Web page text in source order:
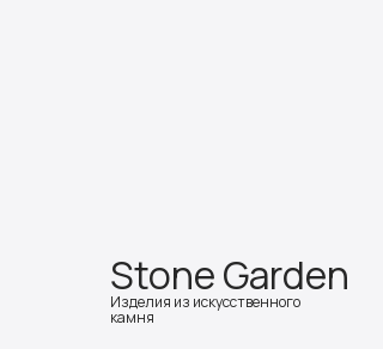
Stone Garden
Изделия из искусственного
камня